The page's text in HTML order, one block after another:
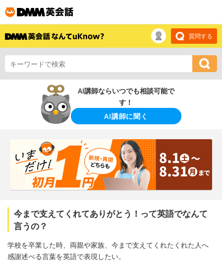
質問する
AI講師ならいつでも相談可能で
す！
AI講師に聞く
今まで支えてくれてありがとう！って英語でなんて
言うの？
学校を卒業した時、両親や家族、今まで支えてくれたくれた人へ
感謝述べる言葉を英語で表現したい。